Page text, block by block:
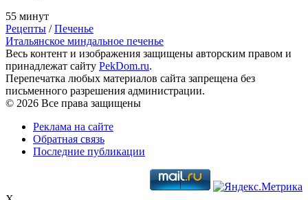
55 минут
Рецепты /Печенье
Итальянское миндальное печенье
Весь контент и изображения защищены авторским правом и
принадлежат сайту PekDom.ru.
Перепечатка любых материалов сайта запрещена без
письменного разрешения администрации.
© 2026 Все права защищены
Реклама на сайте
Обратная связь
Последние публикации